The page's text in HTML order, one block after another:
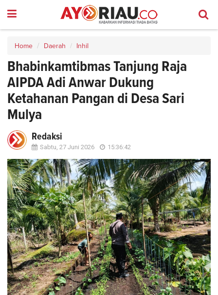
Home Daerah Inhil
Bhabinkamtibmas Tanjung Raja
AIPDA Adi Anwar Dukung
Ketahanan Pangan di Desa Sari
Mulya
Redaksi
Sabtu, 27 Juni 2026 15:36:42